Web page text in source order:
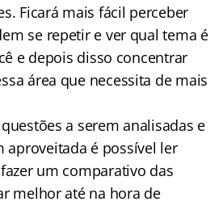
Ficará mais fácil perceber
se repetir e ver qual tema é
e depois disso concentrar
área que necessita de mais
a serem analisadas e
aproveitada é possível ler
um comparativo das
melhor até na hora de